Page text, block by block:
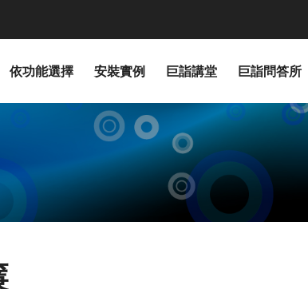
依功能選擇 安裝實例 巨詣講堂 巨詣問答所